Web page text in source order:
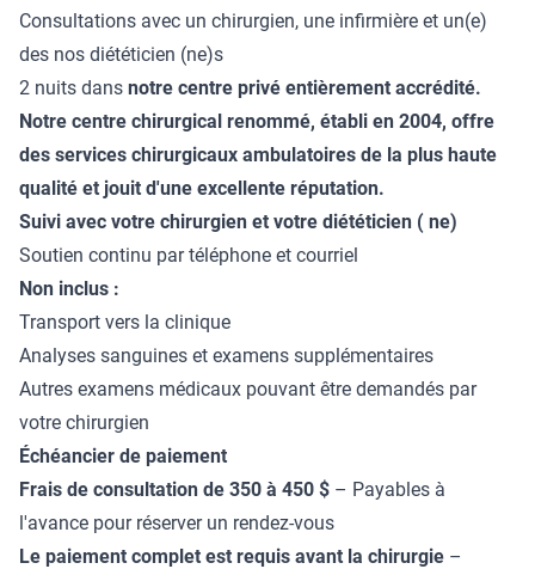
Consultations avec un chirurgien, une infirmière et un(e)
des nos diététicien (ne)s
2 nuits dans notre centre privé entièrement accrédité.
Notre centre chirurgical renommé, établi en 2004, offre
des services chirurgicaux ambulatoires de la plus haute
qualité et jouit d'une excellente réputation.
Suivi avec votre chirurgien et votre diététicien ( ne)
Soutien continu par téléphone et courriel
Non inclus :
Transport vers la clinique
Analyses sanguines et examens supplémentaires
Autres examens médicaux pouvant être demandés par
votre chirurgien
Échéancier de paiement
Frais de consultation de 350 à 450 $ – Payables à
l'avance pour réserver un rendez-vous
Le paiement complet est requis avant la chirurgie –